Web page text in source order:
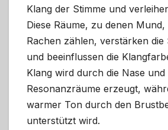
Klang der Stimme und
Diese Räume, zu denen
Rachen zählen, verstärken die
und beeinflussen die
Klang wird durch die Nase
Resonanzräume erzeugt,
warmer Ton durch den
unterstützt wird.